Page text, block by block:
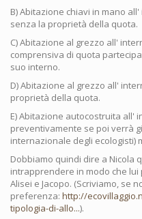
B) Abitazione chiavi in mano
senza la proprietà della quota.
C) Abitazione al grezzo all'
comprensiva di quota
suo interno.
D) Abitazione al grezzo all'
proprietà della quota.
E) Abitazione autocostruita all'
preventivamente se poi verrà
internazionale degli ecologisti)
Dobbiamo quindi dire a Nicola
intrapprendere in modo che
Alisei e Jacopo. (Scriviamo, se
preferenza: http://
tipologia-di-allo...).